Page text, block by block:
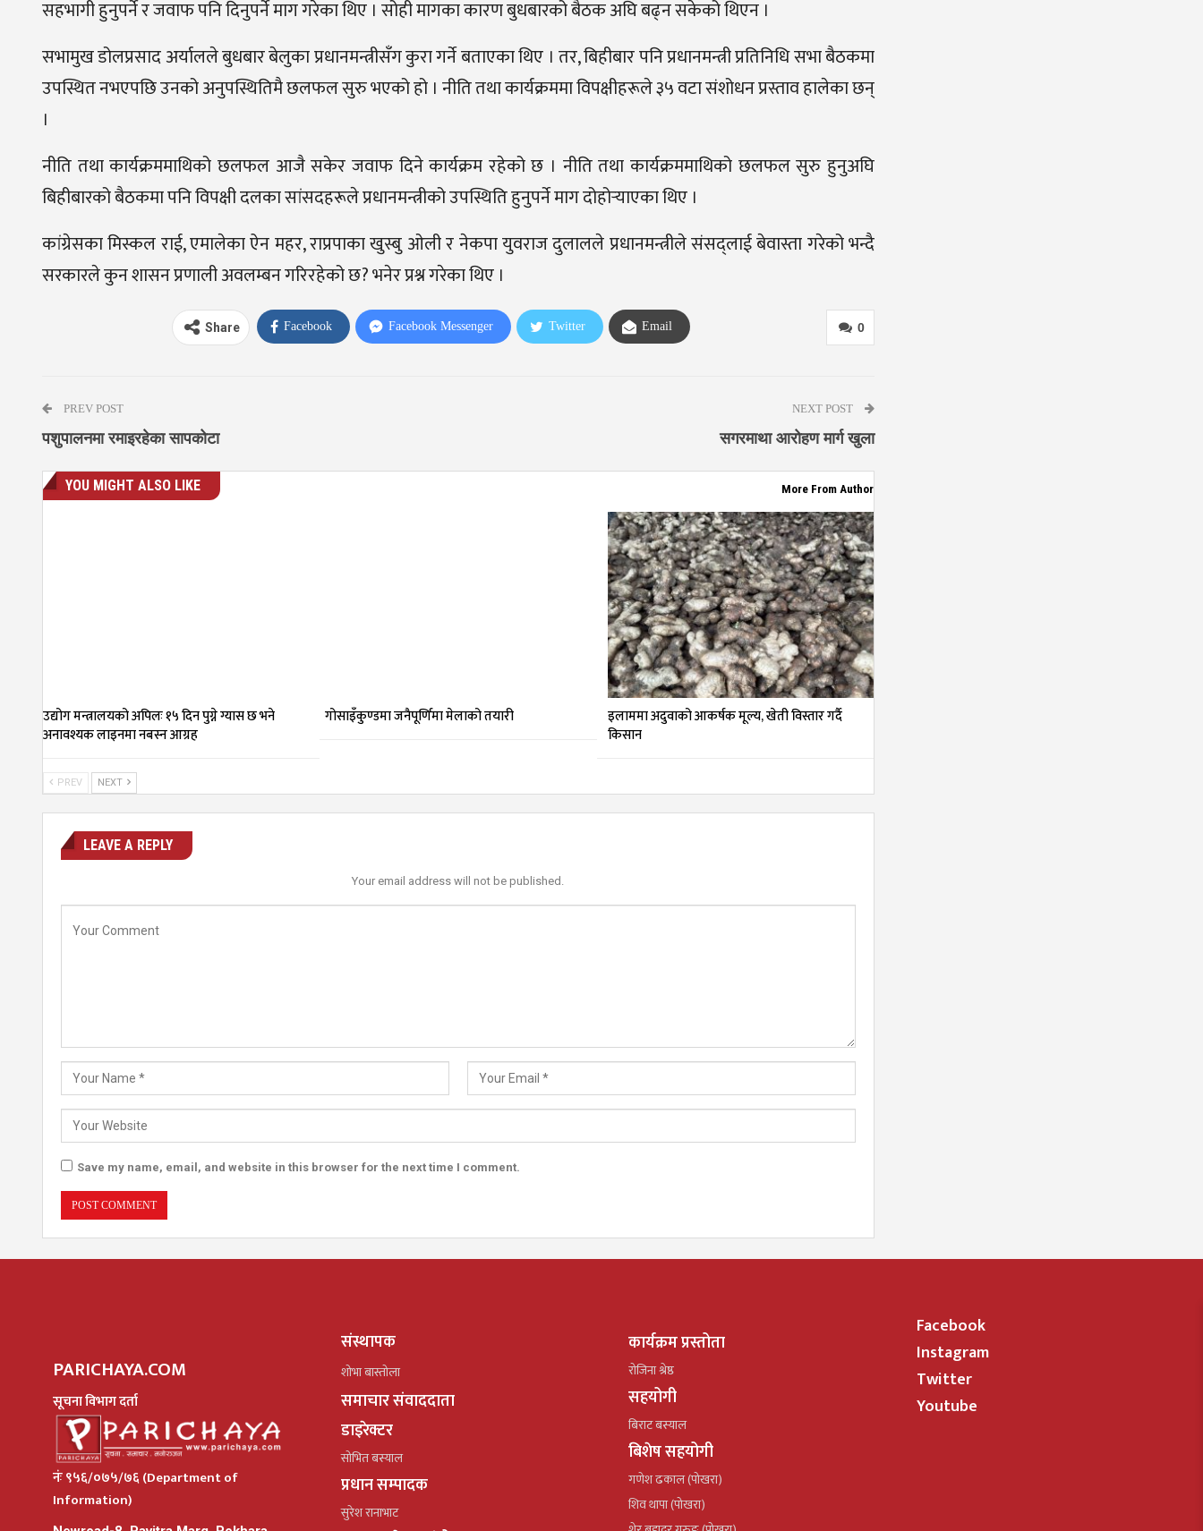
सहभागी हुनुपर्ने र जवाफ पनि दिनुपर्ने माग गरेका थिए । सोही मागका कारण बुधबारको बैठक अघि बढ्न सकेको थिएन ।
सभामुख डोलप्रसाद अर्यालले बुधबार बेलुका प्रधानमन्त्रीसँग कुरा गर्ने बताएका थिए । तर, बिहीबार पनि प्रधानमन्त्री प्रतिनिधि सभा बैठकमा
उपस्थित नभएपछि उनको अनुपस्थितिमै छलफल सुरु भएको हो । नीति तथा कार्यक्रममा विपक्षीहरूले ३५ वटा संशोधन प्रस्ताव हालेका छन्
।
नीति तथा कार्यक्रममाथिको छलफल आजै सकेर जवाफ दिने कार्यक्रम रहेको छ । नीति तथा कार्यक्रममाथिको छलफल सुरु हुनुअघि
बिहीबारको बैठकमा पनि विपक्षी दलका सांसदहरूले प्रधानमन्त्रीको उपस्थिति हुनुपर्ने माग दोहोर्‍याएका थिए ।
कांग्रेसका मिस्कल राई, एमालेका ऐन महर, राप्रपाका खुस्बु ओली र नेकपा युवराज दुलालले प्रधानमन्त्रीले संसद्लाई बेवास्ता गरेको भन्दै
सरकारले कुन शासन प्रणाली अवलम्बन गरिरहेको छ? भनेर प्रश्न गरेका थिए ।
0
Share Facebook Facebook Messenger Twitter Email
PREV POST
पशुपालनमा रमाइरहेका सापकोटा
NEXT POST
सगरमाथा आरोहण मार्ग खुला
YOU MIGHT ALSO LIKE More From Author
उद्योग मन्त्रालयको अपिलः १५ दिन पुग्ने ग्यास छ भने
अनावश्यक लाइनमा नबस्न आग्रह
गोसाइँकुण्डमा जनैपूर्णिमा मेलाको तयारी
इलाममा अदुवाको आकर्षक मूल्य, खेती विस्तार गर्दै
किसान
PREV NEXT
LEAVE A REPLY
Your email address will not be published.
Save my name, email, and website in this browser for the next time I comment.
PARICHAYA.COM
सूचना विभाग दर्ता
नंः ९५६/०७५/७६ (Department of
Information)
संस्थापक
शोभा बास्तोला
समाचार संवाददाता
डाइरेक्टर
सोभित बस्याल
प्रधान सम्पादक
सुरेश रानाभाट
कार्यक्रम प्रस्तोता
रोजिना श्रेष्ठ
सहयोगी
बिराट बस्याल
बिशेष सहयोगी
गणेश ढकाल (पोखरा)
शिव थापा (पोखरा)
Facebook
Instagram
Twitter
Youtube